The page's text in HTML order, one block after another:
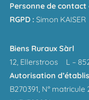
Personne de
RGPD : Simon KAISER
Biens Ruraux Sàrl
12, Ellerstroos L –
Autorisation
B270391, N° matricule